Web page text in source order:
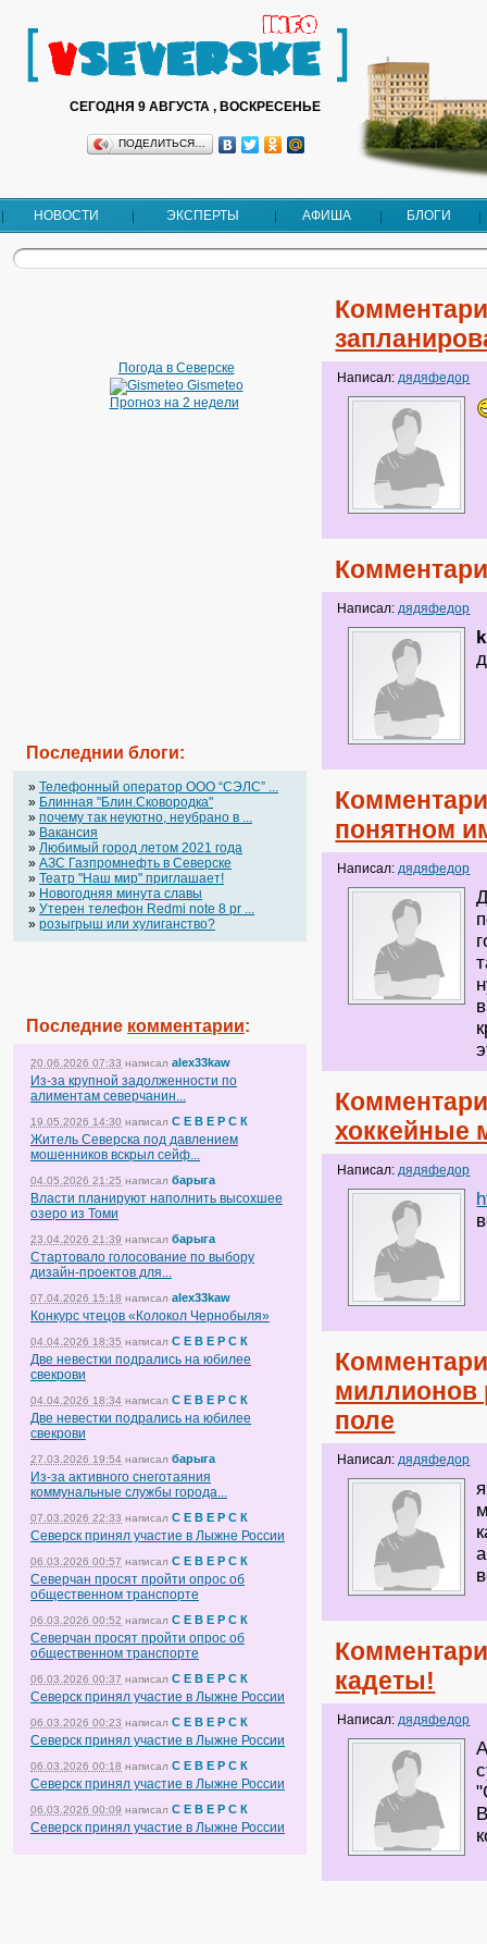
СЕГОДНЯ 9 АВГУСТА , ВОСКРЕСЕНЬЕ
ПОДЕЛИТЬСЯ…
НОВОСТИ ЭКСПЕРТЫ АФИША БЛОГИ
Погода в Северске
Gismeteo
Прогноз на 2 недели
Последнии блоги:
» Телефонный оператор OOO “СЭЛС” ...
» Блинная "Блин.Сковородка"
» почему так неуютно, неубрано в ...
» Вакансия
» Любимый город летом 2021 года
» АЗС Газпромнефть в Северске
» Театр "Наш мир" приглашает!
» Новогодняя минута славы
» Утерен телефон Redmi note 8 pr ...
» розыгрыш или хулиганство?
Последние комментарии:
20.06.2026 07:33 написал alex33kaw
Из-за крупной задолженности по
алиментам северчанин...
19.05.2026 14:30 написал С Е В Е Р С К
Житель Северска под давлением
мошенников вскрыл сейф...
04.05.2026 21:25 написал барыга
Власти планируют наполнить высохшее
озеро из Томи
23.04.2026 21:39 написал барыга
Стартовало голосование по выбору
дизайн-проектов для...
07.04.2026 15:18 написал alex33kaw
Конкурс чтецов «Колокол Чернобыля»
04.04.2026 18:35 написал С Е В Е Р С К
Две невестки подрались на юбилее
свекрови
04.04.2026 18:34 написал С Е В Е Р С К
Две невестки подрались на юбилее
свекрови
27.03.2026 19:54 написал барыга
Из-за активного снеготаяния
коммунальные службы города...
07.03.2026 22:33 написал С Е В Е Р С К
Северск принял участие в Лыжне России
06.03.2026 00:57 написал С Е В Е Р С К
Северчан просят пройти опрос об
общественном транспорте
06.03.2026 00:52 написал С Е В Е Р С К
Северчан просят пройти опрос об
общественном транспорте
06.03.2026 00:37 написал С Е В Е Р С К
Северск принял участие в Лыжне России
06.03.2026 00:23 написал С Е В Е Р С К
Северск принял участие в Лыжне России
06.03.2026 00:18 написал С Е В Е Р С К
Северск принял участие в Лыжне России
06.03.2026 00:09 написал С Е В Е Р С К
Северск принял участие в Лыжне России
Написал:дядяфедор
Написал:дядяфедор
понятном
Написал:дядяфедор
хоккейные
Написал:дядяфедор
миллионов
поле
Написал:дядяфедор
кадеты!
Написал:дядяфедор